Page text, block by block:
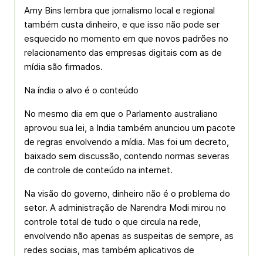
Amy Bins lembra que jornalismo local e regional
também custa dinheiro, e que isso não pode ser
esquecido no momento em que novos padrões no
relacionamento das empresas digitais com as de
mídia são firmados.
Na índia o alvo é o conteúdo
No mesmo dia em que o Parlamento australiano
aprovou sua lei, a India também anunciou um pacote
de regras envolvendo a mídia. Mas foi um decreto,
baixado sem discussão, contendo normas severas
de controle de conteúdo na internet.
Na visão do governo, dinheiro não é o problema do
setor. A administração de Narendra Modi mirou no
controle total de tudo o que circula na rede,
envolvendo não apenas as suspeitas de sempre, as
redes sociais, mas também aplicativos de